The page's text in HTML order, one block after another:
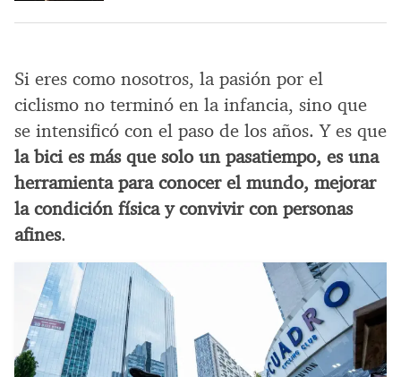
Si eres como nosotros, la pasión por el
ciclismo no terminó en la infancia, sino que
se intensificó con el paso de los años. Y es que
la bici es más que solo un pasatiempo, es una
herramienta para conocer el mundo, mejorar
la condición física y convivir con personas
afines.